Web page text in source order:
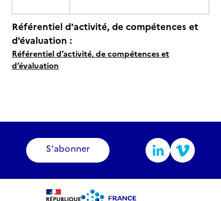
Référentiel d'activité, de compétences et
d'évaluation :
Référentiel d’activité, de compétences et
d’évaluation
S'abonner